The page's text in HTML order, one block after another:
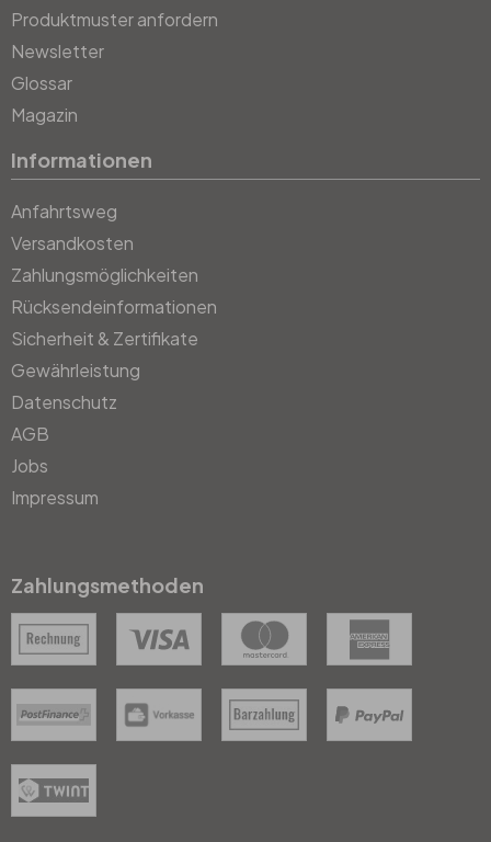
Produktmuster anfordern
Newsletter
Glossar
Magazin
Informationen
Anfahrtsweg
Versandkosten
Zahlungsmöglichkeiten
Rücksendeinformationen
Sicherheit & Zertifikate
Gewährleistung
Datenschutz
AGB
Jobs
Impressum
Zahlungsmethoden